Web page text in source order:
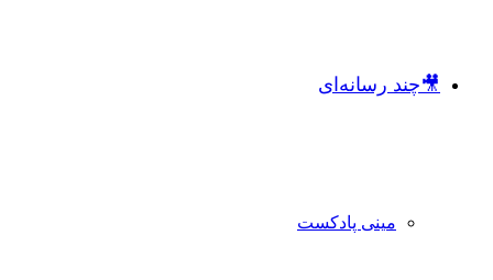
🎥چند رسانه‌ای
مینی پادکست